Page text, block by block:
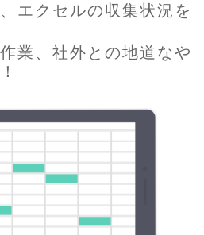
エクセルの収集状況を
業、社外との地道なや